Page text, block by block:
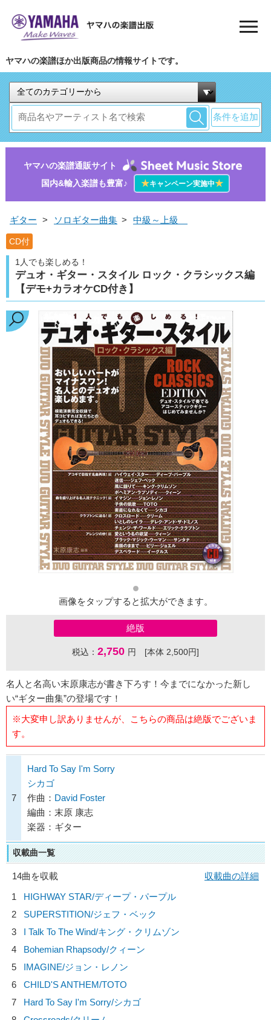
ヤマハの楽譜ほか出版商品の情報サイトです。
条件を追加
ヤマハの楽譜通販サイト
国内&輸入楽譜も豊富♪
★キャンペーン実施中★
ギター > ソロギター曲集 > 中級～上級
CD付
1人でも楽しめる！
デュオ・ギター・スタイル ロック・クラシックス編
【デモ+カラオケCD付き】
画像をタップすると拡大ができます。
絶版
税込： 2,750 円 [本体 2,500円]
名人と名高い末原康志が書き下ろす！今までになかった新し
い“ギター曲集”の登場です！
※大変申し訳ありませんが、こちらの商品は絶版でございま
す。
7
Hard To Say I'm Sorry
シカゴ
作曲： David Foster
編曲：末原 康志
楽器：ギター
収載曲一覧
14曲を収載
収載曲の詳細
1
HIGHWAY STAR/ディープ・パープル
2
SUPERSTITION/ジェフ・ベック
3
I Talk To The Wind/キング・クリムゾン
4
Bohemian Rhapsody/クィーン
5
IMAGINE/ジョン・レノン
6
CHILD'S ANTHEM/TOTO
7
Hard To Say I'm Sorry/シカゴ